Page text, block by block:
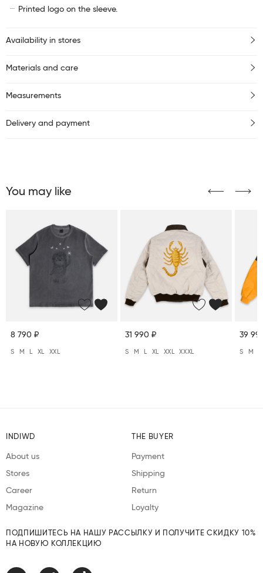
Printed logo on the sleeve.
Availability in stores
Materials and care
Measurements
Delivery and payment
You may like
8 790 ₽
S M XL XXL
31 990 ₽
S M XL XXL XXXL
39
S M
INDIWD
About us
Stores
Career
Magazine
THE BUYER
Payment
Shipping
Return
Loyalty
ПОДПИШИТЕСЬ НА НАШУ РАССЫЛКУ И ПОЛУЧИТЕ СКИДКУ 10%
НА НОВУЮ КОЛЛЕКЦИЮ